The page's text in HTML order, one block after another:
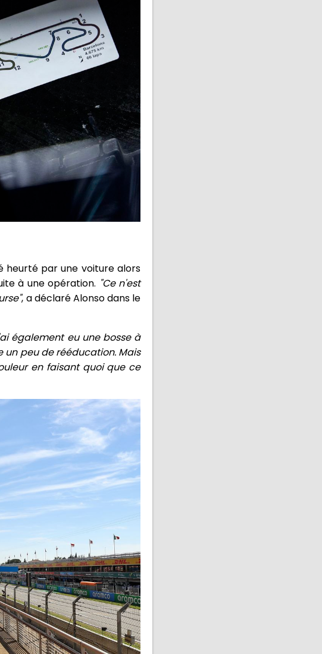
heurté par une voiture alors
à une opération. "Ce n'est
, a déclaré Alonso dans le
également eu une bosse à
peu de rééducation. Mais
en faisant quoi que ce